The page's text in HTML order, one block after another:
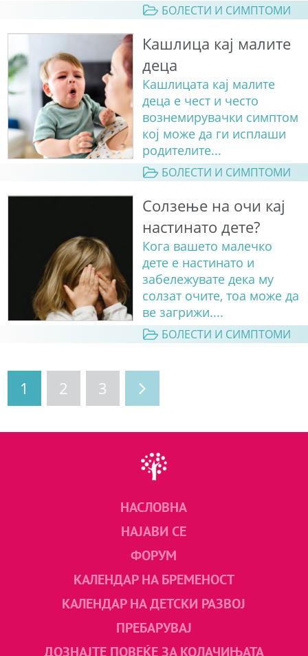
БОЛЕСТИ И СИМПТОМИ
Кашлица кај малите
деца
Кашлицата кај малите
деца е чест и често
вознемирувачки симптом
кој може да ги исплаши
родителите...
БОЛЕСТИ И СИМПТОМИ
Солзење на очи кај
настинато дете?
Кога вашето малечко
дете е настинато и
забележувате дека му
солзат очите, тоа може да
ве загрижи....
БОЛЕСТИ И СИМПТОМИ
1 2 3
НАСЛОВНА
НАЈАВИ СЕ
ФОРУМ
КАЛЕНДАР НА БРЕМЕНОСТ
КАЛЕНДАР НА ДЕТСКИ РАЗВОЈ
ПРЕБАРУВАЈ
ДОЗНАЈТЕ ПОВЕЌЕ ЗА КОЛАЧИЊАТА